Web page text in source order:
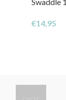
€14,95